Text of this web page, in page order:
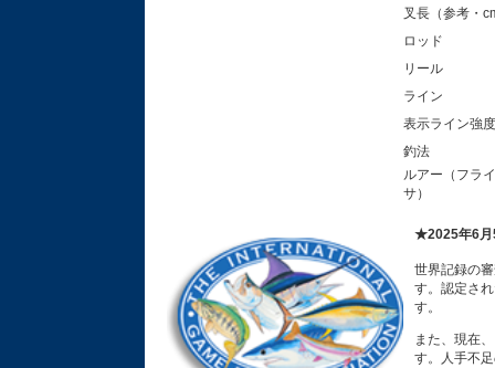
叉長（参考・
ロッド
リール
ライン
表示ラ
釣法
ルアー（フラ
サ
★2025年6月
世界記録の
す。認定さ
す。
また、現在
す。人手不